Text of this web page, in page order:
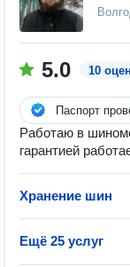
5.0 10
Паспорт
Работаю в
гарантией
Хранение шин
Ещё 25 услуг